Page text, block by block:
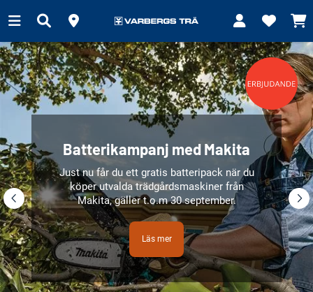
Batterikampanj med Makita
Just nu får du ett gratis batteripack när du
köper utvalda trädgårdsmaskiner från
Makita, gäller t.o.m 30 september.
Läs mer